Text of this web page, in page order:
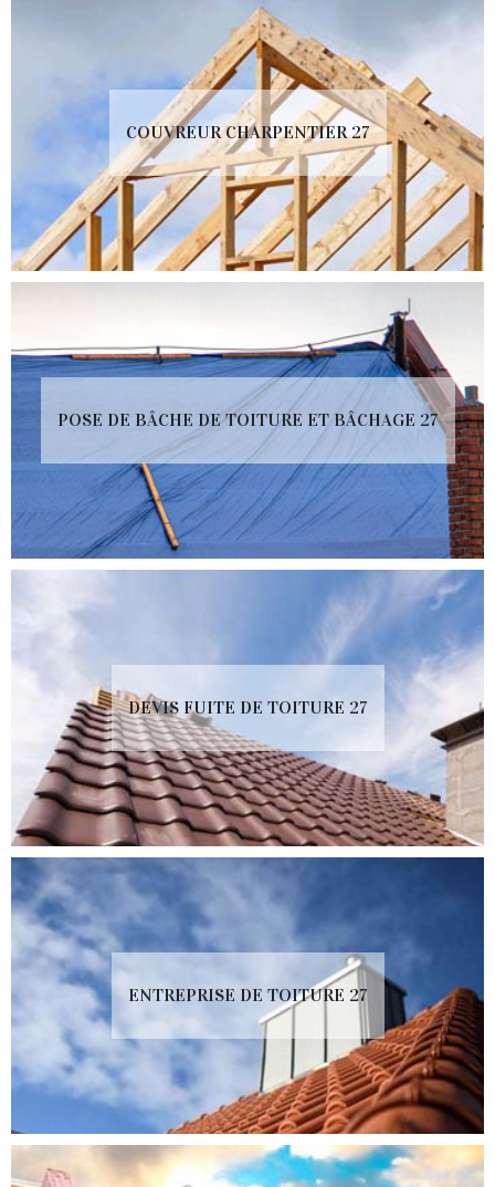
COUVREUR CHARPENTIER 27
POSE DE BÂCHE DE TOITURE ET BÂCHAGE 27
DEVIS FUITE DE TOITURE 27
ENTREPRISE DE TOITURE 27